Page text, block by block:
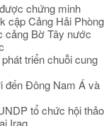
chứng minh
cập Cảng Hải Phòng
cảng Bờ Tây nước
triển chuỗi cung
đến Đông Nam Á và
tổ chức hội thảo
Iraq